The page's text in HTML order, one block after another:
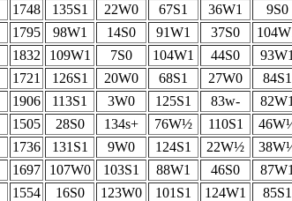
1748 135S1 22W0 67S1 36W1 9S0
1795 98W1 14S0 91W1 37S0
1832 109W1 7S0 104W1 44S0 93W1
1721 126S1 20W0 68S1 27W0 84S1
1906 113S1 3W0 125S1 83w- 82W1
1505 28S0 134s+ 76W½ 110S1
1736 131S1 9W0 124S1 22W½
1697 107W0 103S1 88W1 46S0 87W1
1554 16S0 123W0 101S1 124W1 85S1